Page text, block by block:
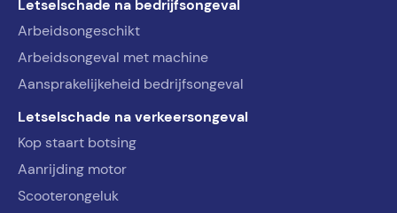
Letselschade na bedrijfsongeval
Arbeidsongeschikt
Arbeidsongeval met machine
Aansprakelijkeheid bedrijfsongeval
Letselschade na verkeersongeval
Kop staart botsing
Aanrijding motor
Scooterongeluk